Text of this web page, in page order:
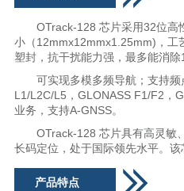
OTrack-128 芯片采用32位高
小（12mmx12mmx1.25mm)，工
塑封，抗干扰能力强，最多能消除
可实现多模多频导航；支持
L1/L2C/L5，GLONASS F1/F2，
业务，支持A-GNSS。
OTrack-128 芯片具有高灵敏
长码定位，处于国际领先水平。该
产品特点